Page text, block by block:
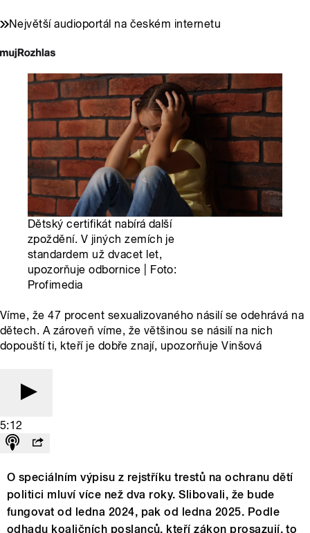
Největší audioportál na českém internetu
Dětský certifikát nabírá další
zpoždění. V jiných zemích je
standardem už dvacet let,
upozorňuje odbornice | Foto:
Profimedia
Víme, že 47 procent sexualizovaného násilí se odehrává na
dětech. A zároveň víme, že většinou se násilí na nich
dopouští ti, kteří je dobře znají, upozorňuje Vinšová
5:12
O speciálním výpisu z rejstříku trestů na ochranu dětí
politici mluví více než dva roky. Slibovali, že bude
fungovat od ledna 2024, pak od ledna 2025. Podle
odhadu koaličních poslanců, kteří zákon prosazují, to